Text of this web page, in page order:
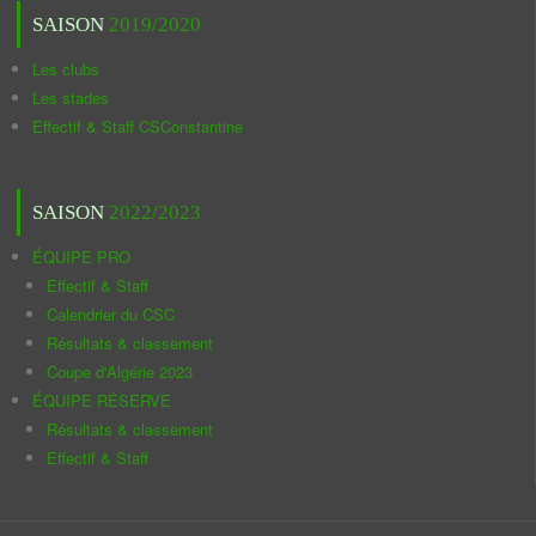
SAISON 2019/2020
Les clubs
Les stades
Effectif & Staff CSConstantine
SAISON 2022/2023
ÉQUIPE PRO
Effectif & Staff
Calendrier du CSC
Résultats & classement
Coupe d'Algérie 2023
ÉQUIPE RÉSERVE
Résultats & classement
Effectif & Staff